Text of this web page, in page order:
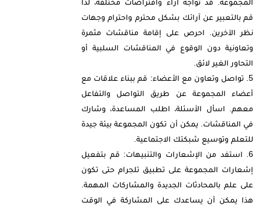
قم بالتعبير عن آرائك بشكل محترم واحترام وجهات
نظر الآخرين. احرص على إقامة مناقشات مثمرة
وتعاونية دون الوقوع في المناقشات السلبية أو
التحاور الغير لائق.
تواصل وتعاون مع الأعضاء: قم ببناء علاقات مع
أعضاء المجموعة عن طريق التواصل والتفاعل
معهم. اسأل الأسئلة، اطلب المساعدة، وشارك
في المناقشات. يمكن أن تكون المجموعة بيئة جيدة
للتعلم وتوسيع شبكتك الاجتماعية.
استفد من الإشعارات والتنبيهات: قم بتفعيل
إشعارات المجموعة على تطبيق تلجرام حتى تكون
على علم بالمحادثات الجديدة والمشاركات المهمة.
هذا يمكن أن يساعدك على المشاركة في الوقت